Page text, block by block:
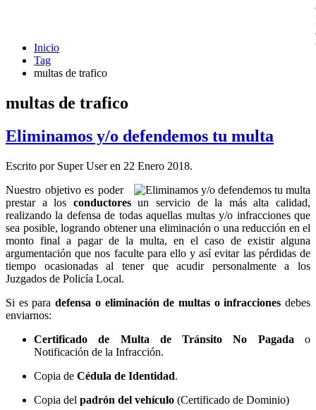
Inicio
Tag
multas de trafico
multas de trafico
Eliminamos y/o defendemos tu multa
Escrito por Super User en 22 Enero 2018.
Nuestro objetivo es poder
prestar a los conductoresun servicio de la más alta calidad,
realizando la defensa de todas aquellas multas y/o infracciones que
sea posible, logrando obtener una eliminación o una reducción en el
monto final a pagar de la multa, en el caso de existir alguna
argumentación que nos faculte para ello y así evitar las pérdidas de
tiempo ocasionadas al tener que acudir personalmente a los
Juzgados de Policía Local.
Si es paradefensa o eliminación de multas o infracciones debes
enviarnos:
Certificado de Multa de Tránsito No Pagada o
Notificación de la Infracción.
Copia de Cédula de Identidad.
Copia del padrón del vehículo (Certificado de Dominio)